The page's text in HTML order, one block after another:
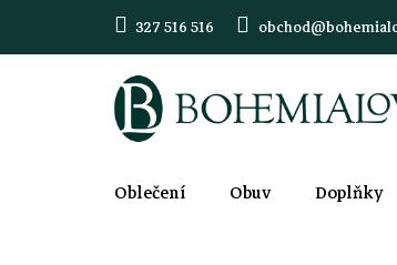
327 516 516
Oblečení Obuv Doplňky